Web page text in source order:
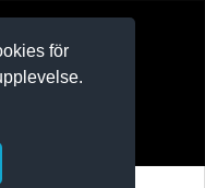
för